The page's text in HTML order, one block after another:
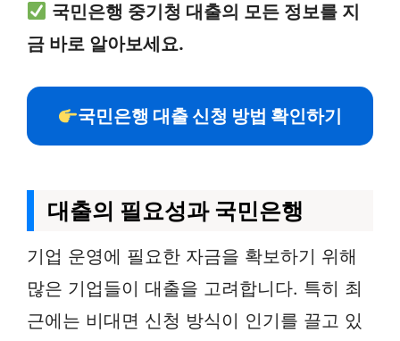
국민은행 중기청 대출의 모든 정보를 지
금 바로 알아보세요.
국민은행 대출 신청 방법 확인하기
대출의 필요성과 국민은행
기업 운영에 필요한 자금을 확보하기 위해
많은 기업들이 대출을 고려합니다. 특히 최
근에는 비대면 신청 방식이 인기를 끌고 있